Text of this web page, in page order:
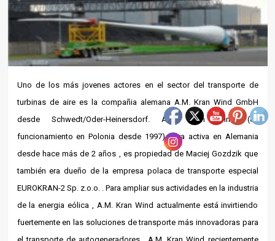
Uno de los más jovenes actores en el sector del transporte de
turbinas de aire es la compañia alemana A.M. Kran Wind GmbH
desde Schwedt/Oder-Heinersdorf. A.M. Kran Wind (en
funcionamiento en Polonia desde 1997) lleva activa en Alemania
desde hace más de 2 años , es propiedad de Maciej Gozdzik que
también era dueño de la empresa polaca de transporte especial
EUROKRAN-2 Sp. z.o.o. . Para ampliar sus actividades en la industria
de la energia eólica , A.M. Kran Wind actualmente está invirtiendo
fuertemente en las soluciones de transporte más innovadoras para